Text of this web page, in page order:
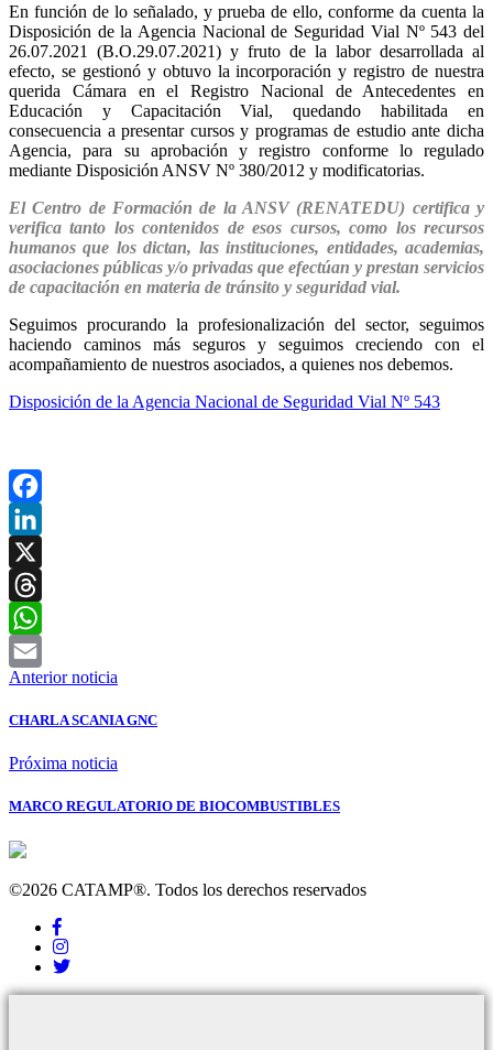
En función de lo señalado, y prueba de ello, conforme da cuenta la
Disposición de la Agencia Nacional de Seguridad Vial Nº 543 del
26.07.2021 (B.O.29.07.2021) y fruto de la labor desarrollada al
efecto, se gestionó y obtuvo la incorporación y registro de nuestra
querida Cámara en el Registro Nacional de Antecedentes en
Educación y Capacitación Vial, quedando habilitada en
consecuencia a presentar cursos y programas de estudio ante dicha
Agencia, para su aprobación y registro conforme lo regulado
mediante Disposición ANSV Nº 380/2012 y modificatorias.
El Centro de Formación de la ANSV (RENATEDU) certifica y
verifica tanto los contenidos de esos cursos, como los recursos
humanos que los dictan, las instituciones, entidades, academias,
asociaciones públicas y/o privadas que efectúan y prestan servicios
de capacitación en materia de tránsito y seguridad vial.
Seguimos procurando la profesionalización del sector, seguimos
haciendo caminos más seguros y seguimos creciendo con el
acompañamiento de nuestros asociados, a quienes nos debemos.
Disposición de la Agencia Nacional de Seguridad Vial Nº 543
Facebook
LinkedIn
X
Threads
WhatsApp
Email
Anterior noticia
CHARLA SCANIA GNC
Próxima noticia
MARCO REGULATORIO DE BIOCOMBUSTIBLES
©2026 CATAMP®. Todos los derechos reservados